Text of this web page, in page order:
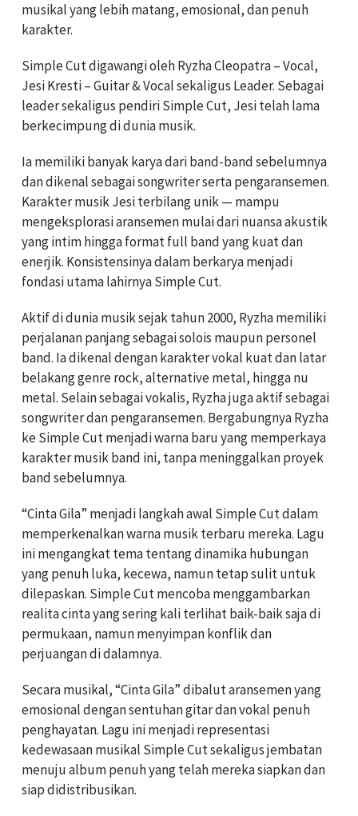
musikal yang lebih matang, emosional, dan penuh
karakter.
Simple Cut digawangi oleh Ryzha Cleopatra – Vocal,
Jesi Kresti – Guitar & Vocal sekaligus Leader. Sebagai
leader sekaligus pendiri Simple Cut, Jesi telah lama
berkecimpung di dunia musik.
Ia memiliki banyak karya dari band-band sebelumnya
dan dikenal sebagai songwriter serta pengaransemen.
Karakter musik Jesi terbilang unik — mampu
mengeksplorasi aransemen mulai dari nuansa akustik
yang intim hingga format full band yang kuat dan
enerjik. Konsistensinya dalam berkarya menjadi
fondasi utama lahirnya Simple Cut.
Aktif di dunia musik sejak tahun 2000, Ryzha memiliki
perjalanan panjang sebagai solois maupun personel
band. Ia dikenal dengan karakter vokal kuat dan latar
belakang genre rock, alternative metal, hingga nu
metal. Selain sebagai vokalis, Ryzha juga aktif sebagai
songwriter dan pengaransemen. Bergabungnya Ryzha
ke Simple Cut menjadi warna baru yang memperkaya
karakter musik band ini, tanpa meninggalkan proyek
band sebelumnya.
“Cinta Gila” menjadi langkah awal Simple Cut dalam
memperkenalkan warna musik terbaru mereka. Lagu
ini mengangkat tema tentang dinamika hubungan
yang penuh luka, kecewa, namun tetap sulit untuk
dilepaskan. Simple Cut mencoba menggambarkan
realita cinta yang sering kali terlihat baik-baik saja di
permukaan, namun menyimpan konflik dan
perjuangan di dalamnya.
Secara musikal, “Cinta Gila” dibalut aransemen yang
emosional dengan sentuhan gitar dan vokal penuh
penghayatan. Lagu ini menjadi representasi
kedewasaan musikal Simple Cut sekaligus jembatan
menuju album penuh yang telah mereka siapkan dan
siap didistribusikan.